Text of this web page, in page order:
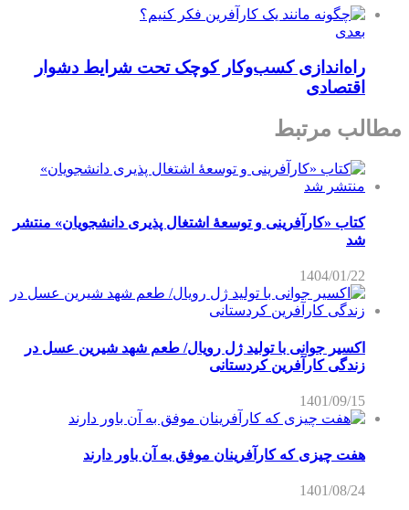
بعدی
راه‌اندازی کسب‌وکار کوچک تحت شرایط دشوار
اقتصادی
مطالب مرتبط
کتاب «کارآفرینی و توسعۀ اشتغال پذیری دانشجویان» منتشر
شد
1404/01/22
اکسیر جوانی با تولید ژل رویال/ طعم شهد شیرین عسل‌ در
زندگی کارآفرین کردستانی
1401/09/15
هفت چیزی که کارآفرینان موفق به آن باور دارند
1401/08/24